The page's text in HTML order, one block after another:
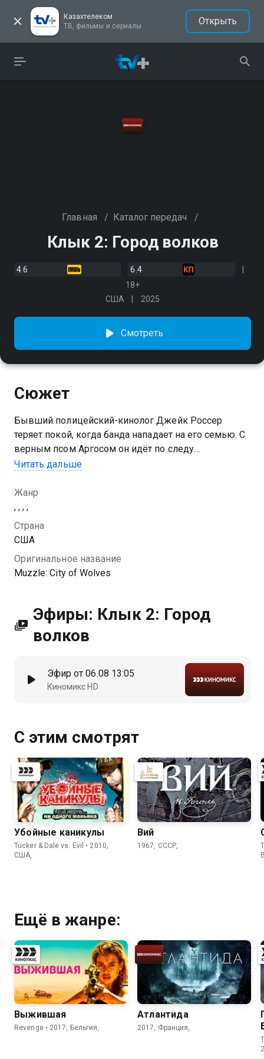
Казахтелеком
ТВ, фильмы и сериалы
Открыть
Главная / Каталог передач /
Клык 2: Город волков
4.6
6.4
18+
США
2025
Смотреть
Сюжет
Бывший полицейский-кинолог Джейк Россер
теряет покой, когда банда нападает на его семью. С
верным псом Аргосом он идёт по следу
наркоторговцев, бросает вызов коррупции и
Читать дальше
Жанр
, , , ,
Страна
США
Оригинальное название
Muzzle: City of Wolves
Эфиры: Клык 2: Город
волков
Эфир от 06.08 13:05
Киномикс HD
С этим смотрят
Убойные каникулы
Tucker & Dale vs. Evil • 2010,
США,
Вий
1967, СССР,
Ещё в жанре:
Выжившая
Revenge • 2017, Бельгия,
Атлантида
2017, Франция,